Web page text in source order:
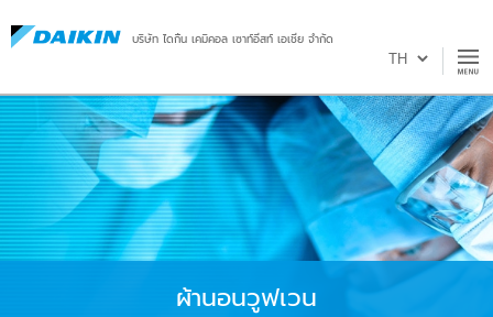
บริษัท ไดกิ้น เคมิคอล เซาท์อีสท์ เอเชีย จำกัด
ผ้านอนวูฟเวน